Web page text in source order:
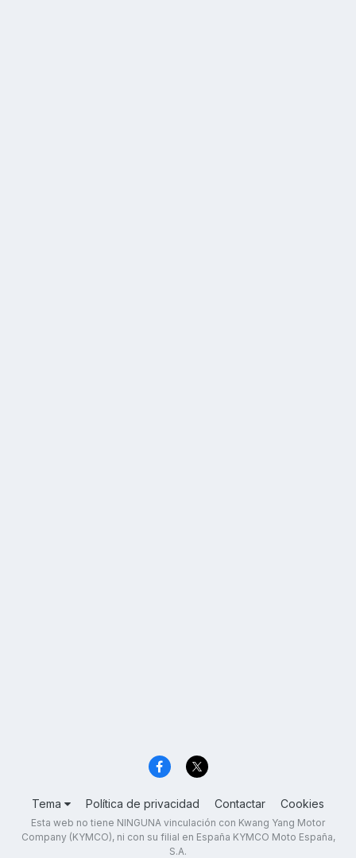
Tema Política de privacidad Contactar Cookies
Esta web no tiene NINGUNA vinculación con Kwang Yang Motor
Company (KYMCO), ni con su filial en España KYMCO Moto España,
S.A.